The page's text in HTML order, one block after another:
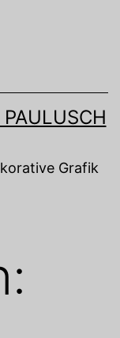
Grafik